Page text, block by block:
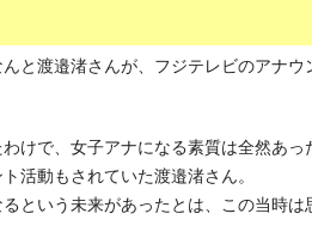
と渡邉渚さんが、フジテレビのアナウ
けで、女子アナになる素質は全然あっ
活動もされていた渡邉渚さん。
という未来があったとは、この当時は